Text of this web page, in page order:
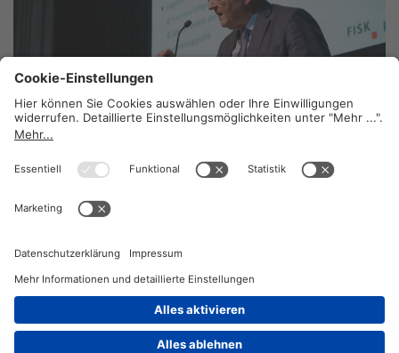
Unabhängigkeit durch erneuerbare Energie
23. Juli 2025